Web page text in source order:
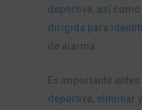
deportiva, así
dirigida para
de alarma.
Es importante
deportiva, eliminar